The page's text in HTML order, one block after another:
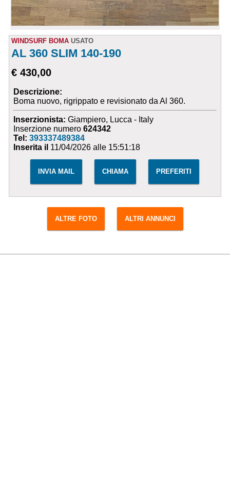
WINDSURF BOMA USATO
AL 360 SLIM 140-190
€ 430,00
Descrizione:
Boma nuovo, rigrippato e revisionato da Al 360.
Inserzionista: Giampiero, Lucca - Italy
Inserzione numero624342
Tel:393337489384
Inserita il 11/04/2026 alle 15:51:18
INVIA MAIL CHIAMA PREFERITI
ALTRE FOTO ALTRI ANNUNCI